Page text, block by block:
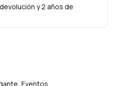
y 2 años de
Eventos